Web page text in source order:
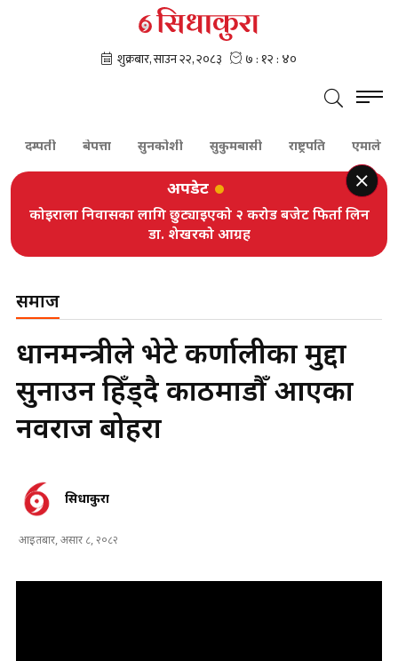
दम्पती बेपत्ता सुनकोशी सुकुमबासी राष्ट्रपति एमाले
अपडेट
कोइराला निवासका लागि छुट्याइएको २ करोड बजेट फिर्ता लिन
डा. शेखरको आग्रह
समाज
प्रधानमन्त्रीले भेटे कर्णालीका मुद्दा
सुनाउन हिँड्दै काठमाडौँ आएका
नवराज बोहरा
सिधाकुरा
आइतबार, असार ८, २०८२